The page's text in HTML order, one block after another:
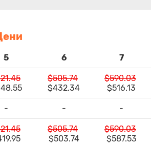
5 6 7
$505.74
$432.34
$590.03
$516.13
- - -
$505.74
$503.74
$590.03
$587.53